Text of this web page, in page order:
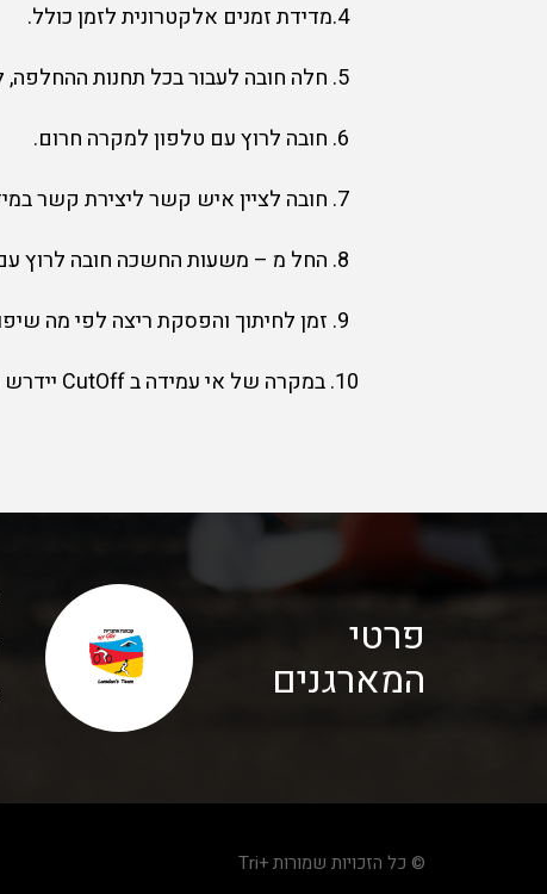
4.מדידת זמנים אלקטרונית לזמן כולל.
פרטי
המארגנים
© כל הזכויות שמורות +Tri